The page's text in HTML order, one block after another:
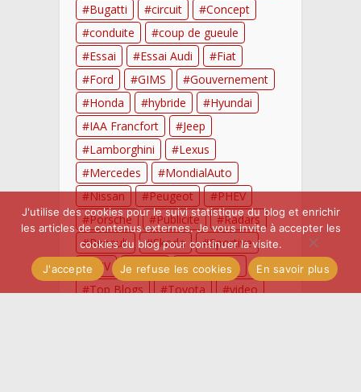
Bugatti
circuit
Concept
conduite
coup de gueule
Essai
Essai Audi
Fiat
Ford
GIMS
Gouvernement
Honda
hybride
Hyundai
IAA Francfort
Jeep
Lamborghini
Lexus
Mercedes
MondialAuto
Nissan
Peugeot
PHEV
Porsche
Publicite
Radars
Renault
Skoda
Sportive
SUV
Tesla
thermique
Top Blogs
Toyota
video
J'utilise des cookies pour le suivi statistique du blog et enrichir
les articles de contenus externes. Je vous invite à accepter les
cookies du blog pour continuer la visite.
J'accepte
Je refuse les cookies En savoir plus